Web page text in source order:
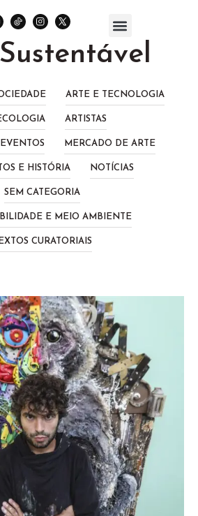
ARTE E TECNOLOGIA
ARTISTAS
MERCADO DE ARTE
E HISTÓRIA NOTÍCIAS
SEM CATEGORIA
E MEIO AMBIENTE
CURATORIAIS